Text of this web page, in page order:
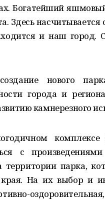
Богатейший
Здесь
и наш город.
нового
города и
камнерезного
комплексе
с
территории парка,
На их выбор и